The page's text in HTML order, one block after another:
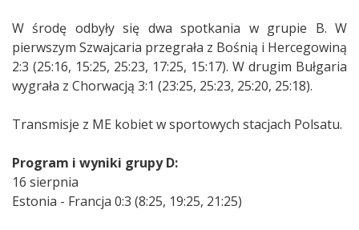
W środę odbyły się dwa spotkania w grupie B. W
pierwszym Szwajcaria przegrała z Bośnią i Hercegowiną
2:3 (25:16, 15:25, 25:23, 17:25, 15:17). W drugim Bułgaria
wygrała z Chorwacją 3:1 (23:25, 25:23, 25:20, 25:18).
Transmisje z ME kobiet w sportowych stacjach Polsatu.
Program i wyniki grupy D:
16 sierpnia
Estonia - Francja 0:3 (8:25, 19:25, 21:25)